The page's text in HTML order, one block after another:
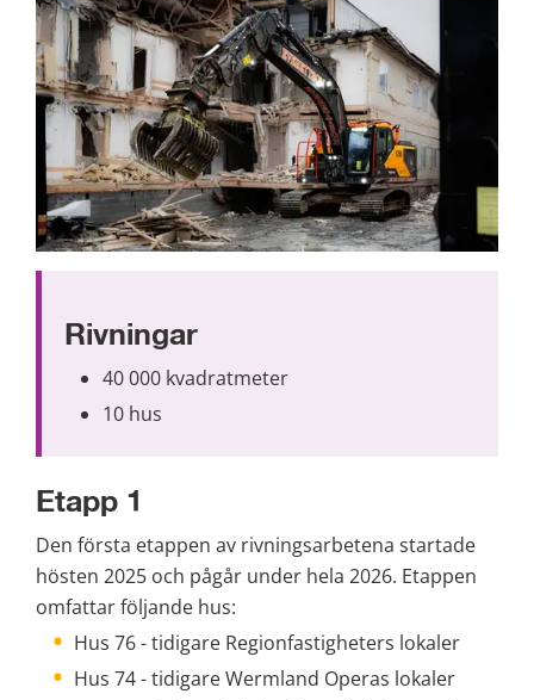
Rivningar
40 000 kvadratmeter
10 hus
Etapp 1
Den första etappen av rivningsarbetena startade
hösten 2025 och pågår under hela 2026. Etappen
omfattar följande hus:
Hus 76 - tidigare Regionfastigheters lokaler
Hus 74 - tidigare Wermland Operas lokaler